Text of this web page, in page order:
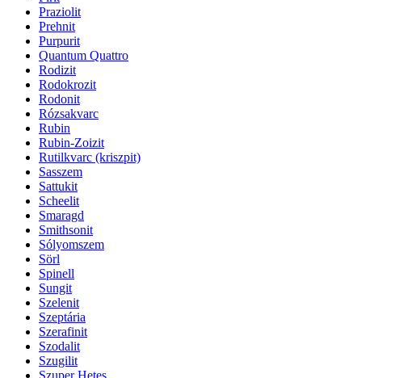
Praziolit
Prehnit
Purpurit
Quantum Quattro
Rodizit
Rodokrozit
Rodonit
Rózsakvarc
Rubin
Rubin-Zoizit
Rutilkvarc (kriszpit)
Sasszem
Sattukit
Scheelit
Smaragd
Smithsonit
Sólyomszem
Sörl
Spinell
Sungit
Szelenit
Szeptária
Szerafinit
Szodalit
Szugilit
Szuper Hetes